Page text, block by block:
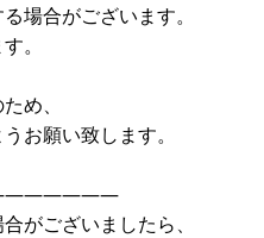
場合がございます。
。
め、
お願い致します。
がございましたら、